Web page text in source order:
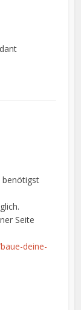
benötigst
Seite
deine-